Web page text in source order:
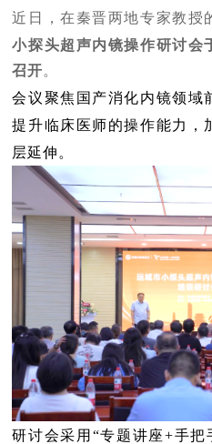
近日，在秦晋两地专家教授
小探头超声内镜操作研讨会
召开。
会议聚焦国产消化内镜领域
提升临床医师的操作能力，
层延伸。
研讨会采用“专题讲座+手把